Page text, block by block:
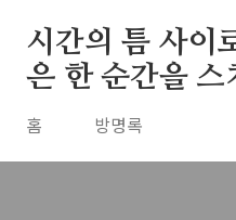
시간의 틈 사이
은 한 순간을 스
홈 방명록